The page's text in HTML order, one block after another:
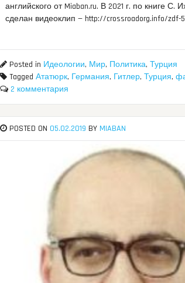
английского от Miaban.ru. В 2021 г. по книге С.
сделан видеоклип — http://crossroadorg.info/zdf-
Posted in Идеологии, Мир, Политика, Турция
Tagged Ататюрк, Германия, Гитлер, Турция,
2 комментария
POSTED ON 05.02.2019 BY MIABAN